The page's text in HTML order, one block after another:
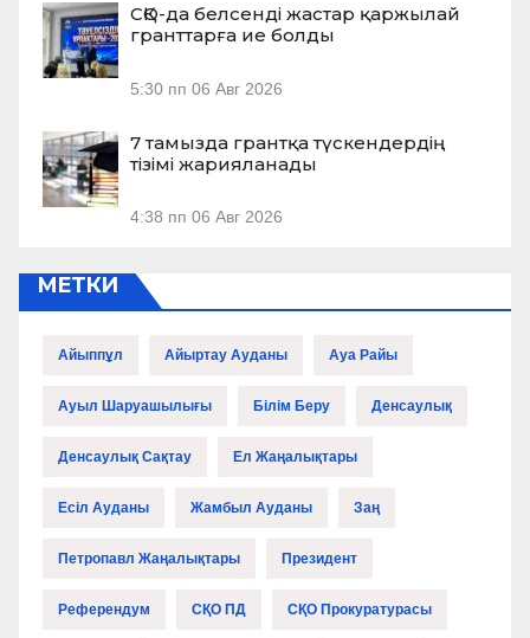
СҚО-да белсенді жастар қаржылай
гранттарға ие болды
5:30 пп 06 Авг 2026
7 тамызда грантқа түскендердің
тізімі жарияланады
4:38 пп 06 Авг 2026
МЕТКИ
Айыппұл Айыртау Ауданы Ауа Райы
Ауыл Шаруашылығы Білім Беру Денсаулық
Денсаулық Сақтау Ел Жаңалықтары
Есіл Ауданы Жамбыл Ауданы Заң
Петропавл Жаңалықтары Президент
Референдум СҚО ПД СҚО Прокуратурасы